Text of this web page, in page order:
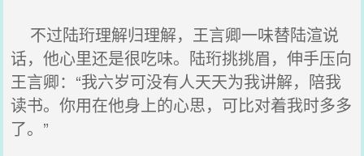
不过陆珩理解归理解，王言卿一味替陆渲说
话，他心里还是很吃味。陆珩挑挑眉，伸手压向
王言卿：“我六岁可没有人天天为我讲解，陪我
读书。你用在他身上的心思，可比对着我时多多
了。”